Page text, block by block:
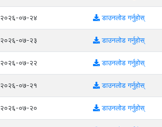
२०२६-०७-२४ डाउनलोड गर्नुहोस्
२०२६-०७-२३ डाउनलोड गर्नुहोस्
२०२६-०७-२२ डाउनलोड गर्नुहोस्
२०२६-०७-२१ डाउनलोड गर्नुहोस्
२०२६-०७-२० डाउनलोड गर्नुहोस्